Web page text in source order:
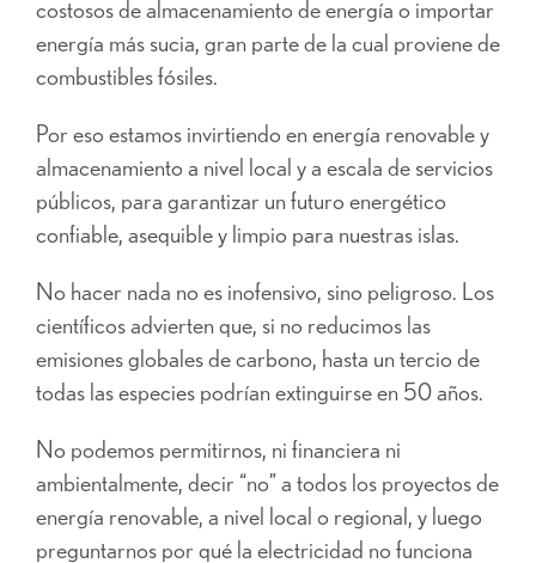
costosos de almacenamiento de energía o importar
energía más sucia, gran parte de la cual proviene de
combustibles fósiles.
Por eso estamos invirtiendo en energía renovable y
almacenamiento a nivel local y a escala de servicios
públicos, para garantizar un futuro energético
confiable, asequible y limpio para nuestras islas.
No hacer nada no es inofensivo, sino peligroso. Los
científicos advierten que, si no reducimos las
emisiones globales de carbono, hasta un tercio de
todas las especies podrían extinguirse en 50 años.
No podemos permitirnos, ni financiera ni
ambientalmente, decir “no” a todos los proyectos de
energía renovable, a nivel local o regional, y luego
preguntarnos por qué la electricidad no funciona